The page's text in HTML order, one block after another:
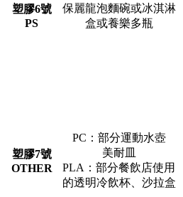
塑膠6號
PS
保麗龍泡麵碗或冰淇淋
盒或養樂多瓶
塑膠7號
OTHER
PC：部分運動水壺
美耐皿
PLA：部分餐飲店使用
的透明冷飲杯、沙拉盒